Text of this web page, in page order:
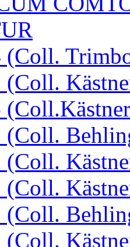
(Coll.
(Coll.
(Coll.
(Coll.
(Coll.
(Coll.
(Coll.